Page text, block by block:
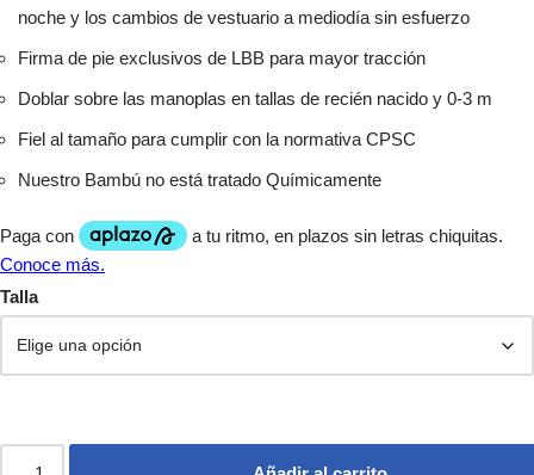
noche y los cambios de vestuario a mediodía sin esfuerzo
Firma de pie exclusivos de LBB para mayor tracción
Doblar sobre las manoplas en tallas de recién nacido y 0-3 m
Fiel al tamaño para cumplir con la normativa CPSC
Nuestro Bambú no está tratado Químicamente
Talla